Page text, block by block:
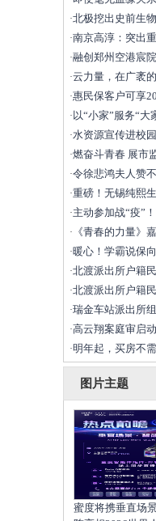
·北极挖出史前生
·南京高淳：突出
·融创郑州空港宸
·云力量，在广袤
·惠民保客户可享
· 以“小家”服务“大
·水资源宣传进校
·燃奋斗青春 展市
·令徐悲鸿夫人赞
·重磅！无锡纯熙
·主动参加战“疫”
· 《青春的力量》
·暖心！学霸说保
·北渡派出所户籍
·北渡派出所户籍
·瑞金车站派出所
·高云翔案庭审启
·明年起，买房不
图片主题
蜜度将携垂直场